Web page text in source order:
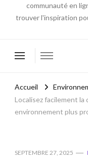
communauté en
trouver l'inspiration
Accueil
Localisez facilement
environnement plus
SEPTEMBRE 27, 2025